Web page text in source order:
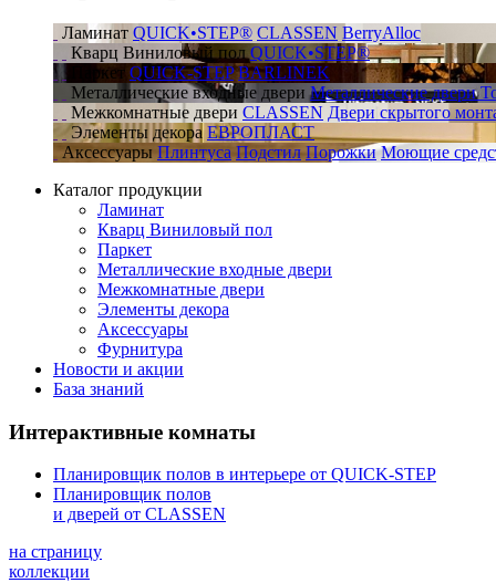
Ламинат QUICK•STEP® CLASSEN BerryAlloc
Кварц Виниловый пол QUICK•STEP®
Паркет QUICK-STEP BARLINEK
Металлические входные двери Металлические двери
Межкомнатные двери CLASSEN Двери скрытого
Элементы декора ЕВРОПЛАСТ
Аксессуары Плинтуса Подстил Порожки Mоющие
Каталог продукции
Ламинат
Кварц Виниловый пол
Паркет
Металлические входные двери
Межкомнатные двери
Элементы декора
Аксессуары
Фурнитура
Новости и акции
База знаний
Интерактивные комнаты
Планировщик полов в интерьере от QUICK-STEP
Планировщик полов
и дверей от CLASSEN
на страницу
коллекции